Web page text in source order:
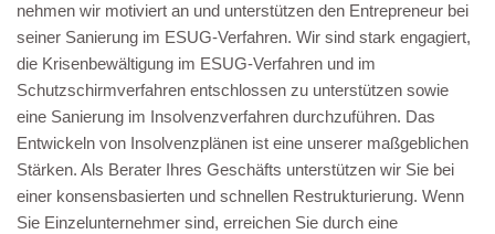
nehmen wir motiviert an und unterstützen den Entrepreneur bei
seiner Sanierung im ESUG-Verfahren. Wir sind stark engagiert,
die Krisenbewältigung im ESUG-Verfahren und im
Schutzschirmverfahren entschlossen zu unterstützen sowie
eine Sanierung im Insolvenzverfahren durchzuführen. Das
Entwickeln von Insolvenzplänen ist eine unserer maßgeblichen
Stärken. Als Berater Ihres Geschäfts unterstützen wir Sie bei
einer konsensbasierten und schnellen Restrukturierung. Wenn
Sie Einzelunternehmer sind, erreichen Sie durch eine